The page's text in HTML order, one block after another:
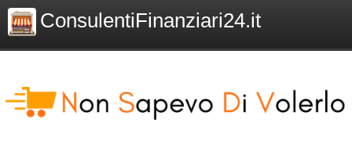
ConsulentiFinanziari24.it